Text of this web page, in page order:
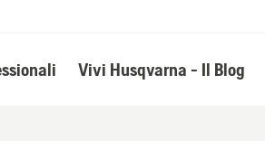
Vivi Husqvarna - Il Blog